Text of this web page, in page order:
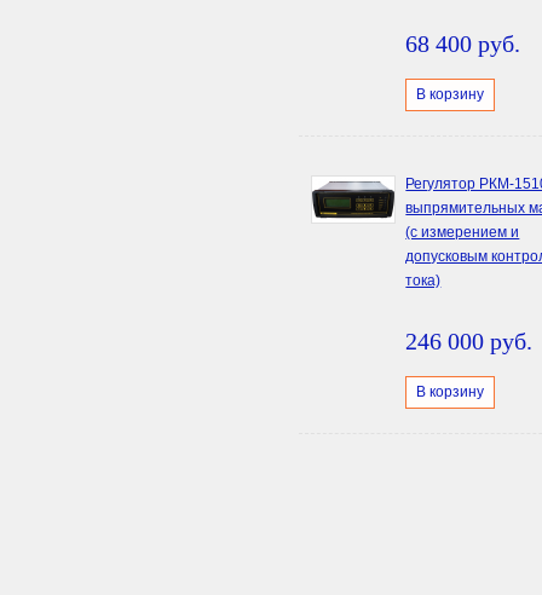
68 400 руб.
В корзину
Регулятор РКМ-
выпрямительных
(с измерением и
допусковым
тока)
246 000 руб.
В корзину